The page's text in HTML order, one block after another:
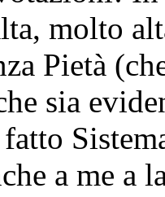
molto
Pietà
sia
fatto
a me a